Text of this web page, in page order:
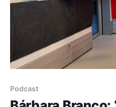
Podcast